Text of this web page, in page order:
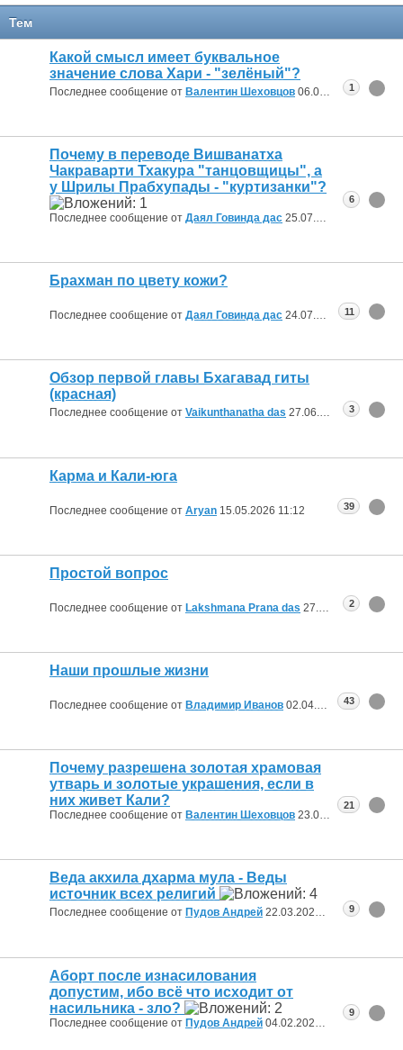
Тем
Какой смысл имеет буквальное
значение слова Хари - "зелёный"?
Последнее сообщение от Валентин Шеховцов 06.08.2026 13:28
1
Почему в переводе Вишванатха
Чакраварти Тхакура "танцовщицы", а
у Шрилы Прабхупады - "куртизанки"?
Последнее сообщение от Даял Говинда дас 25.07.2026
6
Брахман по цвету кожи?
Последнее сообщение от Даял Говинда дас 24.07.2026 21:24
11
Обзор первой главы Бхагавад гиты
(красная)
Последнее сообщение от Vaikunthanatha das 27.06.2026 21:36
3
Карма и Кали-юга
Последнее сообщение от Aryan 15.05.2026 11:12 39
Простой вопрос
Последнее сообщение от Lakshmana Prana das 27.04.2026 15:56
2
Наши прошлые жизни
Последнее сообщение от Владимир Иванов 02.04.2026 01:16
43
Почему разрешена золотая храмовая
утварь и золотые украшения, если в
них живет Кали?
Последнее сообщение от Валентин Шеховцов 23.03.2026 21:02
21
Веда акхила дхарма мула - Веды
источник всех религий
Последнее сообщение от Пудов Андрей 22.03.2026 23:599
Аборт после изнасилования
допустим, ибо всё что исходит от
насильника - зло?
Последнее сообщение от Пудов Андрей 04.02.2026 07:44
9